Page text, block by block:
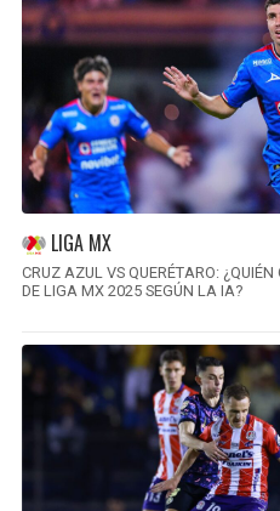
LIGA MX
CRUZ AZUL VS QUERÉTARO:
DE LIGA MX 2025 SEGÚN LA IA?